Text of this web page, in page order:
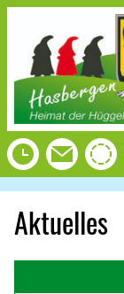
Aktuelles